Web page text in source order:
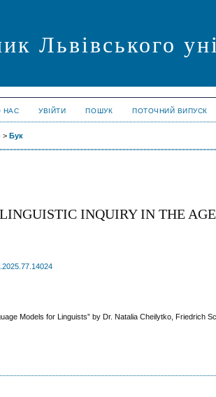
Львівського
НАС УВІЙТИ ПОШУК ПОТОЧНИЙ ВИПУСК
>Бук
INQUIRY IN THE
Models for Linguists” by Dr. Natalia Cheilytko, Friedrich